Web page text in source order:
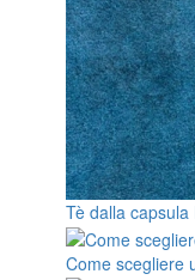
Tè dalla
Come scegliere